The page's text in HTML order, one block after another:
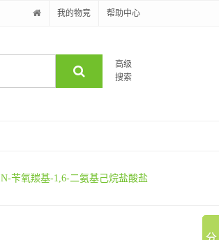
我的物竞 帮助中心
高级
搜索
N-苄氧羰基-1,6-二氨基己烷盐酸盐